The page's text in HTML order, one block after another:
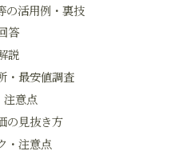
の活用例・裏技
答
説
・最安値調査
注意点
の見抜き方
・注意点